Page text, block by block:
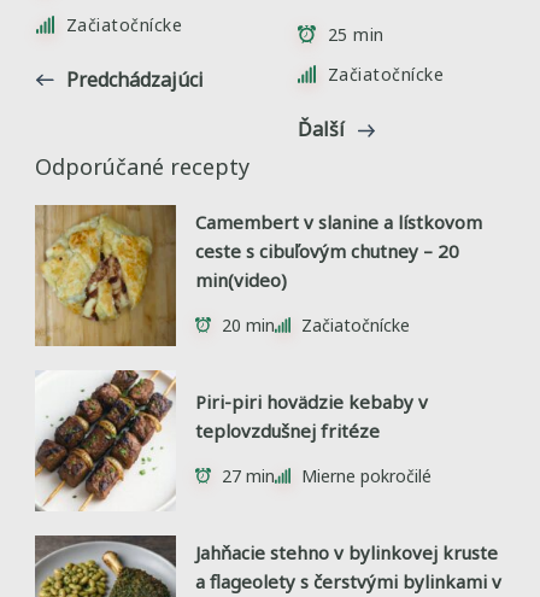
Začiatočnícke
Predchádzajúci
25 min
Začiatočnícke
Ďalší
Odporúčané recepty
Camembert v slanine a lístkovom
ceste s cibuľovým chutney – 20
min(video)
20 min Začiatočnícke
Piri-piri hovädzie kebaby v
teplovzdušnej fritéze
27 min Mierne pokročilé
Jahňacie stehno v bylinkovej kruste
a flageolety s čerstvými bylinkami v